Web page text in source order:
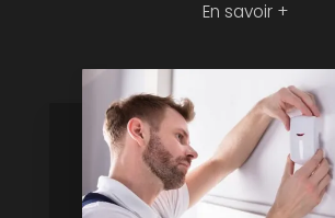
En savoir +